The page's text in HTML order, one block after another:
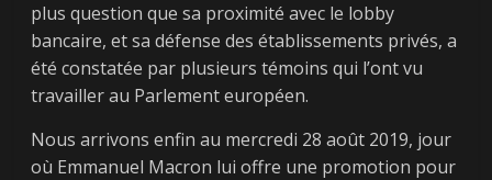
plus question que sa proximité avec le lobby
bancaire, et sa défense des établissements privés, a
été constatée par plusieurs témoins qui l’ont vu
travailler au Parlement européen.
Nous arrivons enfin au mercredi 28 août 2019, jour
où Emmanuel Macron lui offre une promotion pour